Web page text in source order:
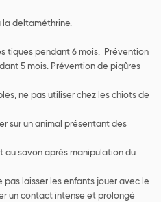
la deltaméthrine.
tiques pendant 6 mois. Prévention
5 mois. Prévention de piqûres
ne pas utiliser chez les chiots de
sur un animal présentant des
au savon après manipulation du
laisser les enfants jouer avec le
un contact intense et prolongé